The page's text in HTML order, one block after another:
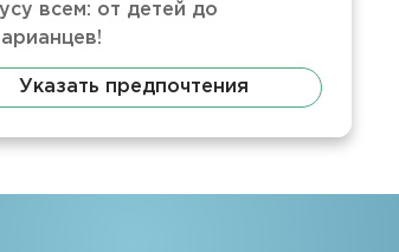
всем: от детей до
Указать предпочтения